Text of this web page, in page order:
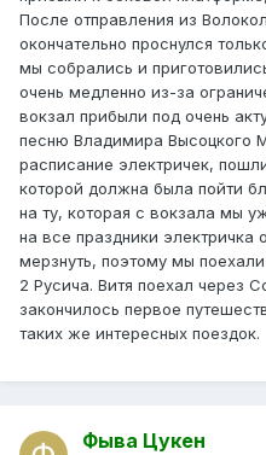
После отправления из
окончательно проснулся
мы собрались и
очень медленно из-за
вокзал прибыли под очень
песню Владимира Высоцкого
расписание электричек,
которой должна была пойти
на ту, которая с вокзала мы
на все праздники
мерзнуть, поэтому мы
2 Русича. Витя поехал через
закончилось первое
таких же интересных поездок.
Фыва Цукен